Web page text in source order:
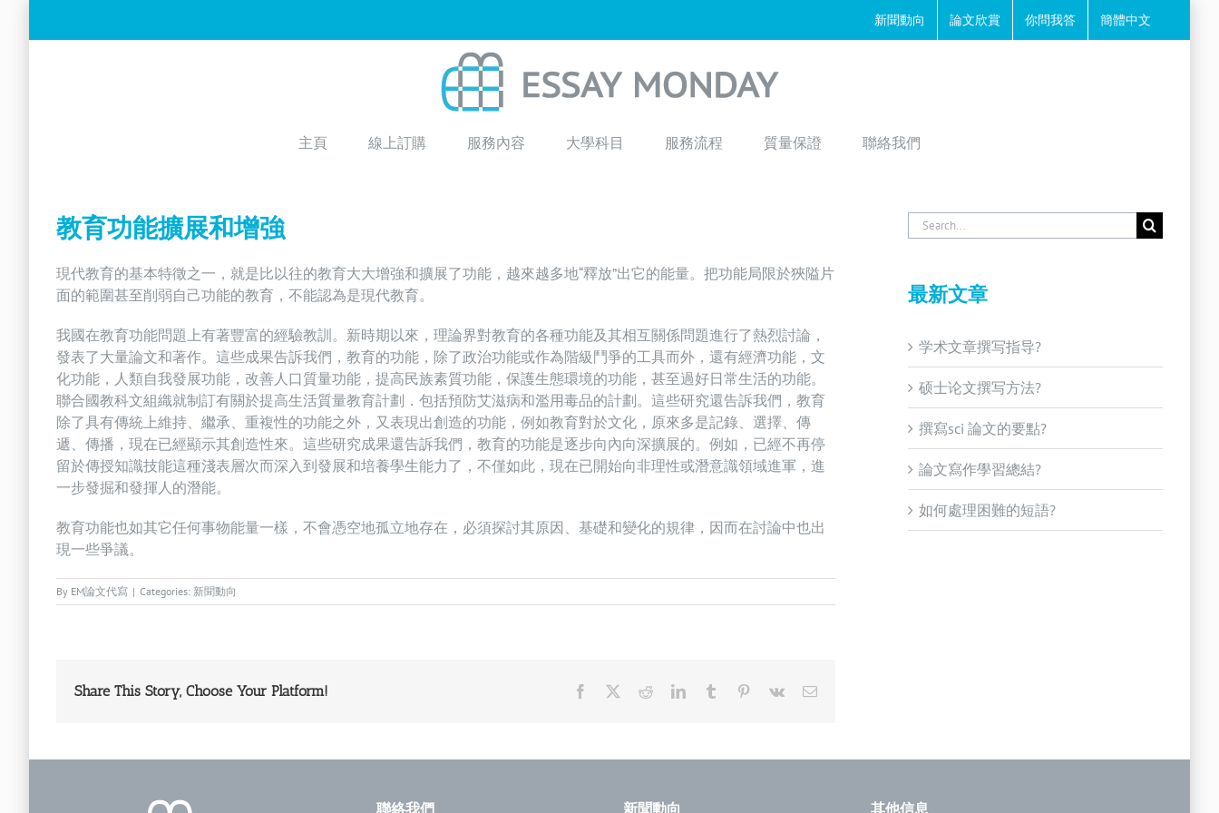
新聞動向 論文欣賞 你問我答 簡體中文
主頁 線上訂購 服務內容 大學科目 服務流程 質量保證 聯絡我們
教育功能擴展和增強
現代教育的基本特徵之一，就是比以往的教育大大增強和擴展了功能，越來越多地“釋放”出它的能量。把功能局限於狹隘片
面的範圍甚至削弱自己功能的教育，不能認為是現代教育。
我國在教育功能問題上有著豐富的經驗教訓。新時期以來，理論界對教育的各種功能及其相互關係問題進行了熱烈討論，
發表了大量論文和著作。這些成果告訴我們，教育的功能，除了政治功能或作為階級鬥爭的工具而外，還有經濟功能，文
化功能，人類自我發展功能，改善人口質量功能，提高民族素質功能，保護生態環境的功能，甚至過好日常生活的功能。
聯合國教科文組織就制訂有關於提高生活質量教育計劃．包括預防艾滋病和濫用毒品的計劃。這些研究還告訴我們，教育
除了具有傳統上維持、繼承、重複性的功能之外，又表現出創造的功能，例如教育對於文化，原來多是記錄、選擇、傳
遞、傳播，現在已經顯示其創造性來。這些研究成果還告訴我們，教育的功能是逐步向內向深擴展的。例如，已經不再停
留於傳授知識技能這種淺表層次而深入到發展和培養學生能力了，不僅如此，現在已開始向非理性或潛意識領域進軍，進
一步發掘和發揮人的潛能。
教育功能也如其它任何事物能量一樣，不會憑空地孤立地存在，必須探討其原因、基礎和變化的規律，因而在討論中也出
現一些爭議。
By EM論文代寫 | Categories: 新聞動向
Share This Story, Choose Your Platform! Facebook RedditLinkedInTumblr Pinterest
Vk Email
Search
for:
最新文章
学术文章撰写指导?
硕士论文撰写方法?
撰寫sci 論文的要點?
論文寫作學習總結?
如何處理困難的短語?
聯絡我們 新聞動向 其他信息